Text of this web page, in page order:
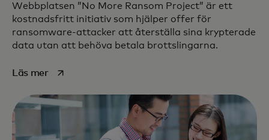
Webbplatsen ”No More Ransom Project” är ett
kostnadsfritt initiativ som hjälper offer för
ransomware-attacker att återställa sina krypterade
data utan att behöva betala brottslingarna.
Läs meropens in a new tab